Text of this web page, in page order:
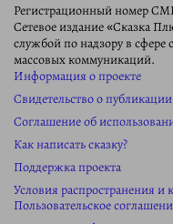
Регистрационный номер
Сетевое издание «Сказка
службой по надзору в
массовых коммуникаций.
Информация о проекте
Свидетельство о публикации
Соглашение об
Как написать сказку?
Поддержка проекта
Условия распространения и
Пользовательское